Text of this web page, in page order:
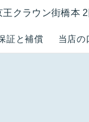
証と補償 当店の
クラウン街橋本